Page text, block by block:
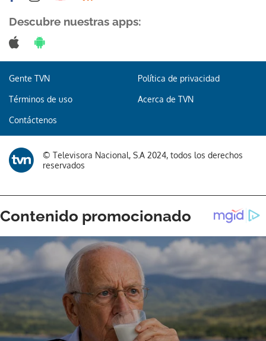
Gracias por suscribirte a nuestro boletín.
ACEPTAR
Descubre nuestras apps:
Gente TVN Política de privacidad
Términos de uso Acerca de TVN
Contáctenos
© Televisora Nacional, S.A 2024, todos los derechos
reservados